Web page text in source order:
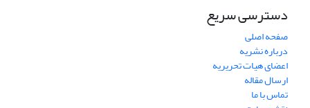
دسترسی سریع
صفحه اصلی
درباره نشریه
اعضای هیات تحریریه
ارسال مقاله
تماس با ما